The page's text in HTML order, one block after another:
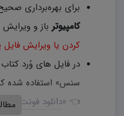
برای بهره‌برداری
کامپیوترباز و ویرایش
کردن یا ویرایش
در فایل های وُرد
سنس» استفاده شده
👈 «دانلود فونت